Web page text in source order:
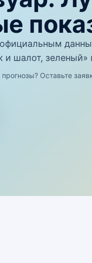
и шалот, зеленый»
Оставьте